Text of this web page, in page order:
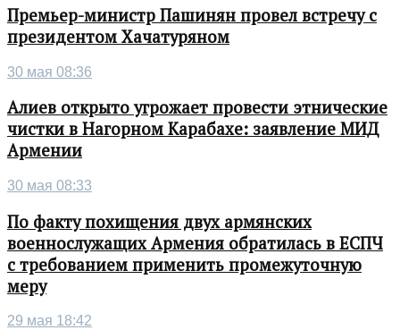
Премьер-министр Пашинян провел встречу с
президентом Хачатуряном
30 мая 08:36
Алиев открыто угрожает провести этнические
чистки в Нагорном Карабахе: заявление МИД
Армении
30 мая 08:33
По факту похищения двух армянских
военнослужащих Армения обратилась в ЕСПЧ
с требованием применить промежуточную
меру
29 мая 18:42